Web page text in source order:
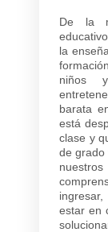
De la
la
niños
barata
está
clase y
de grado
estar en